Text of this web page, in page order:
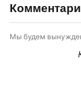
Мы будем